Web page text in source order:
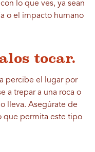
lo que ves, ya sean
o el impacto humano
tocar.
percibe el lugar por
a trepar a una roca o
lleva. Asegúrate de
que permita este tipo